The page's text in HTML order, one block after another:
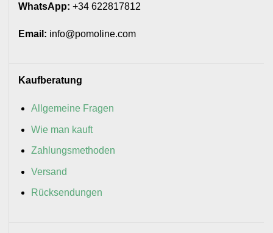
WhatsApp: +34 622817812
Email: info@pomoline.com
Kaufberatung
Allgemeine Fragen
Wie man kauft
Zahlungsmethoden
Versand
Rücksendungen